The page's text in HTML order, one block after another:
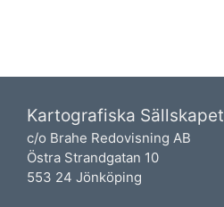
Kartografiska Sällskapet
c/o Brahe Redovisning AB
Östra Strandgatan 10
553 24 Jönköping